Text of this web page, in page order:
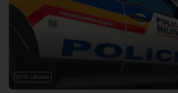
SETE LAGOAS